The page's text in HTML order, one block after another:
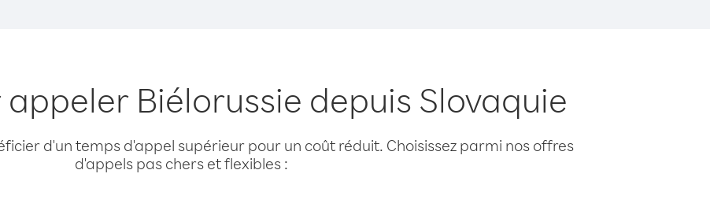
Biélorussie depuis Slovaquie
d'un temps d'appel supérieur pour un coût réduit. Choisissez parmi nos offres
d'appels pas chers et flexibles :